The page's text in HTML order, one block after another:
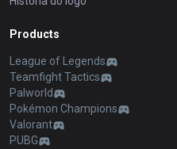
Products
League of Legends
Teamfight Tactics
Palworld
Pokémon Champions
Valorant
PUBG